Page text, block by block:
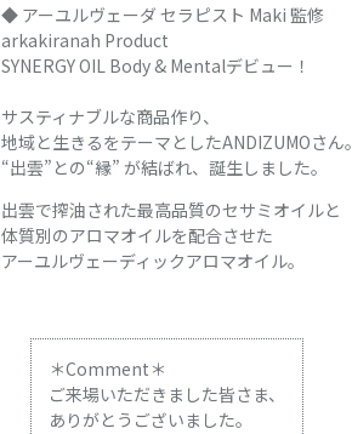
◆ アーユルヴェーダ セラピスト Maki 監修
arkakiranah Product
SYNERGY OIL Body & Mentalデビュー！
サスティナブルな商品作り、
地域と生きるをテーマとしたANDIZUMOさん。
“出雲”との“縁” が結ばれ、誕生しました。
出雲で搾油された最高品質のセサミオイルと
体質別のアロマオイルを配合させた
アーユルヴェーディックアロマオイル。
＊Comment＊
ご来場いただきました皆さま、
ありがとうございました。